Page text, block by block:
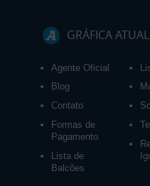
GRÁFICA
Agente Oficial
Blog
Contato
Formas de
Pagamento
Lista de
Balcões